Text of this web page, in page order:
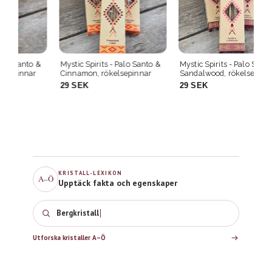
A–Ö
KRISTALL-LEXIKON
Upptäck fakta och egenskaper
Bergkristall
Utforska kristaller A–Ö
Mystic Spirits - Palo Santo &
Cinnamon, rökelsepinnar
Mystic Spirits - Palo Santo &
Sandalwood, rökelsepinnar